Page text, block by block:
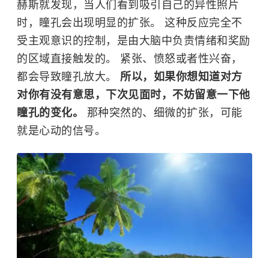
赫斯就发现，当人们看到吸引自己的异性照片
时，瞳孔会出现明显的扩张。 这种反应完全不
受主观意识的控制，是由大脑中负责情绪和奖励
的区域直接触发的。 紧张、愤怒或者性兴奋，
都会导致瞳孔放大。 所以，如果你想知道对方
对你有没有意思，下次见面时，不妨留意一下他
瞳孔的变化。 那种突然的、细微的扩张，可能
就是心动的信号。